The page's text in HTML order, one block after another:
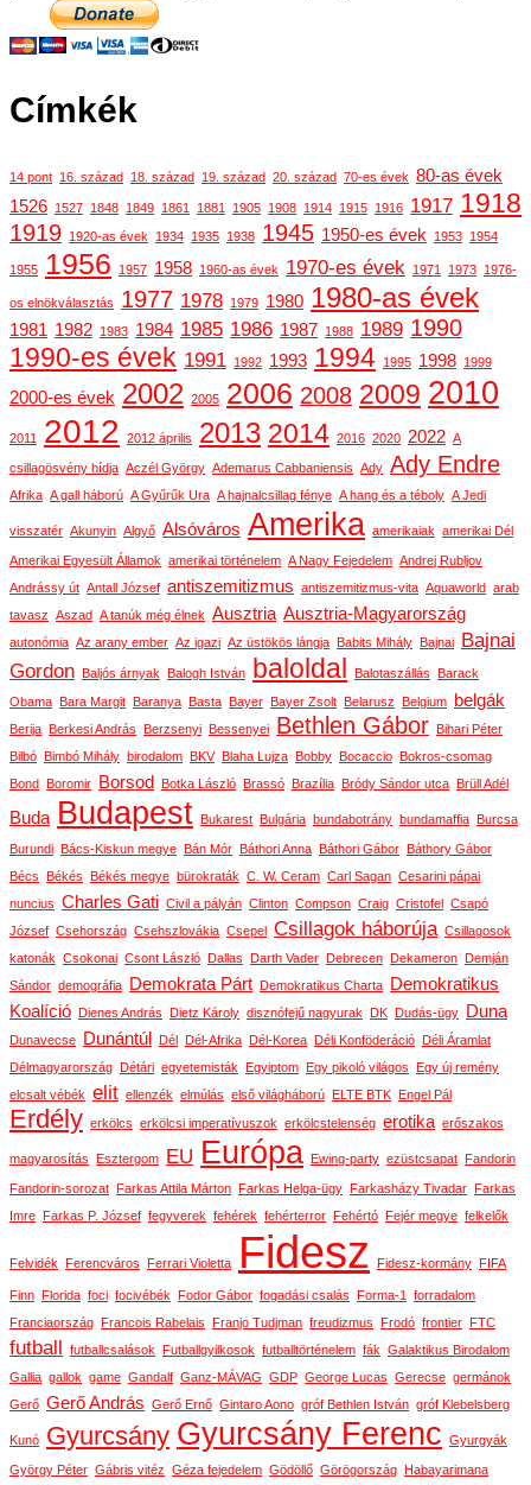
Címkék
14 pont 16. század 18. század 19. század 20. század 70-es évek 80-as évek
1526 1527 1848 1849 1861 1881 1905 1908 1914 1915 1916 1917 1918
1919 1920-as évek 1934 1935 1938 1945 1950-es évek 1953 1954
1955 1956 1957 1958 1960-as évek 1970-es évek 1971 1973 1976-
os elnökválasztás 1977 1978 1979 1980 1980-as évek
1981 1982 1983 1984 1985 1986 1987 1988 1989 1990
1990-es évek 1991 1992 1993 1994 1995 1998 1999
2000-es évek 2002 2005 2006 2008 2009 2010
2011 2012 2012 április 2013 2014 2016 2020 2022 A
csillagösvény hídja Aczél György Ademarus Cabbaniensis Ady Ady Endre
Afrika A gall háború A Gyűrűk Ura A hajnalcsillag fénye A hang és a téboly A Jedi
visszatér Akunyin Algyő Alsóváros Amerika amerikaiak amerikai Dél
Amerikai Egyesült Államok amerikai történelem A Nagy Fejedelem Andrej Rubljov
Andrássy út Antall József antiszemitizmus antiszemitizmus-vita Aquaworld arab
tavasz Aszad A tanúk még élnek Ausztria Ausztria-Magyarország
autonómia Az arany ember Az igazi Az üstökös lángja Babits Mihály Bajnai Bajnai
Gordon Baljós árnyak Balogh István baloldal Balotaszállás Barack
Obama Bara Margit Baranya Basta Bayer Bayer Zsolt Belarusz Belgium belgák
Berija Berkesi András Berzsenyi Bessenyei Bethlen Gábor Bihari Péter
Bilbó Bimbó Mihály birodalom BKV Blaha Lujza Bobby Bocaccio Bokros-csomag
Bond Boromir Borsod Botka László Brassó Brazília Bródy Sándor utca Brüll Adél
Buda Budapest Bukarest Bulgária bundabotrány bundamaffia Burcsa
Burundi Bács-Kiskun megye Bán Mór Báthori Anna Báthori Gábor Báthory Gábor
Bécs Békés Békés megye bürokraták C. W. Ceram Carl Sagan Cesarini pápai
nuncius Charles Gati Civil a pályán Clinton Compson Craig Cristofel Csapó
József Csehország Csehszlovákia Csepel Csillagok háborúja Csillagosok
katonák Csokonai Csont László Dallas Darth Vader Debrecen Dekameron Demján
Sándor demográfia Demokrata Párt Demokratikus Charta
Demokratikus
Koalíció Dienes András Dietz Károly disznófejű nagyurak DK Dudás-ügy Duna
Dunavecse Dunántúl Dél Dél-Afrika Dél-Korea Déli Konföderáció Déli Áramlat
Délmagyarország Détári egyetemisták Egyiptom Egy pikoló világos Egy új remény
elcsalt vébék elit ellenzék elmúlás első világháború ELTE BTK Engel Pál
Erdély erkölcs erkölcsi imperatívuszok erkölcstelenség erotika erőszakos
magyarosítás Esztergom EU Európa Ewing-party ezüstcsapat Fandorin
Fandorin-sorozat Farkas Attila Márton Farkas Helga-ügy Farkasházy Tivadar Farkas
Imre Farkas P. József fegyverek fehérek fehérterror Fehértó Fejér megye felkelők
Felvidék Ferencváros Ferrari Violetta Fidesz Fidesz-kormány FIFA
Finn Florida foci focivébék Fodor Gábor fogadási csalás Forma-1
forradalom
Franciaország Francois Rabelais Franjo Tudjman freudizmus Frodó frontier FTC
futball futballcsalások Futballgyilkosok futballtörténelem fák Galaktikus Birodalom
Gallia gallok game Gandalf Ganz-MÁVAG GDP George Lucas Gerecse germánok
Gerő Gerő András Gerő Ernő Gintaro Aono gróf Bethlen István gróf Klebelsberg
Kunó Gyurcsány Gyurcsány Ferenc Gyurgyák
György Péter Gábris vitéz Géza fejedelem Gödöllő Görögország Habayarimana